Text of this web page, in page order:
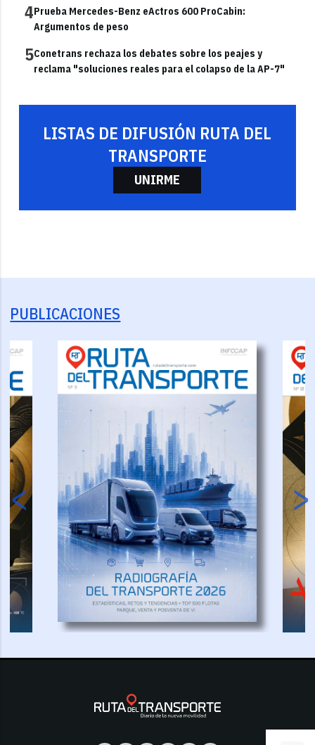
4Prueba Mercedes-Benz eActros 600 ProCabin:
Argumentos de peso
5Conetrans rechaza los debates sobre los peajes y
reclama "soluciones reales para el colapso de la AP-7"
LISTAS DE DIFUSIÓN RUTA DEL
TRANSPORTE
UNIRME
PUBLICACIONES